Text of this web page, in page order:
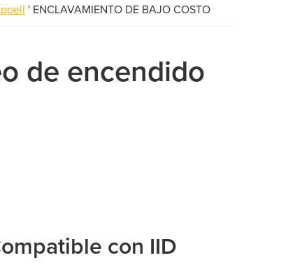
' ENCLAVAMIENTO DE BAJO COSTO
de encendido
con IID